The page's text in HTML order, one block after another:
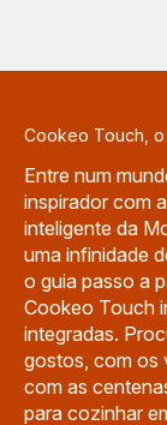
Cookeo Touch,
Entre num
inspirador com
inteligente da
uma infinidade
o guia passo a
Cookeo Touch
integradas.
gostos, com os
com as
para cozinhar